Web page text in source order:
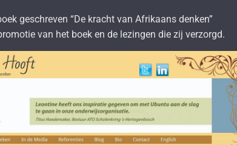
geschreven “De kracht van Afrikaans denken”
van het boek en de lezingen die zij verzorgd.